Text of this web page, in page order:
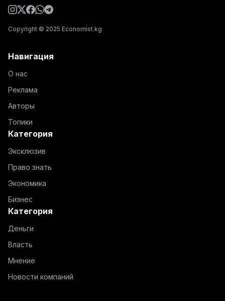
Copyright © 2025 Economist.kg
Навигация
О нас
Реклама
Авторы
Топики
Категория
Эксклюзив
Право знать
Экономика
Бизнес
Категория
Деньги
Власть
Мнение
Новости компаний